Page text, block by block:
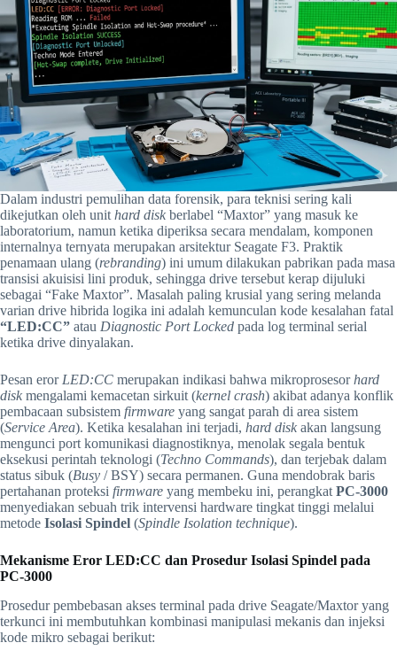
Dalam industri pemulihan data forensik, para teknisi sering kali
dikejutkan oleh unithard disk berlabel “Maxtor” yang masuk ke
laboratorium, namun ketika diperiksa secara mendalam, komponen
internalnya ternyata merupakan arsitektur Seagate F3. Praktik
penamaan ulang (rebranding) ini umum dilakukan pabrikan pada masa
transisi akuisisi lini produk, sehingga drive tersebut kerap dijuluki
sebagai “Fake Maxtor”. Masalah paling krusial yang sering melanda
varian drive hibrida logika ini adalah kemunculan kode kesalahan fatal
“LED:CC” atau Diagnostic Port Locked pada log terminal serial
ketika drive dinyalakan.
Pesan erorLED:CC merupakan indikasi bahwa mikroprosesorhard
disk mengalami kemacetan sirkuit (kernel crash) akibat adanya konflik
pembacaan subsistem firmware yang sangat parah di area sistem
(Service Area). Ketika kesalahan ini terjadi, hard disk akan langsung
mengunci port komunikasi diagnostiknya, menolak segala bentuk
eksekusi perintah teknologi (Techno Commands), dan terjebak dalam
status sibuk (Busy / BSY) secara permanen. Guna mendobrak baris
pertahanan proteksi firmware yang membeku ini, perangkatPC-3000
menyediakan sebuah trik intervensi hardware tingkat tinggi melalui
metode Isolasi Spindel (Spindle Isolation technique).
Mekanisme Eror LED:CC dan Prosedur Isolasi Spindel pada
PC-3000
Prosedur pembebasan akses terminal pada drive Seagate/Maxtor yang
terkunci ini membutuhkan kombinasi manipulasi mekanis dan injeksi
kode mikro sebagai berikut: